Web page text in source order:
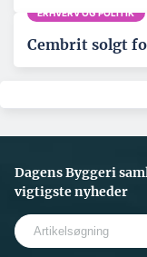
ERHVERV OG POLITIK
Cembrit solgt
Dagens Byggeri
vigtigste nyheder